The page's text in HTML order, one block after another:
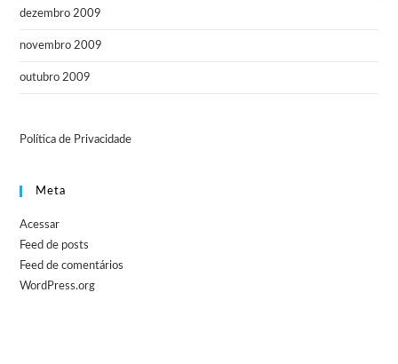
dezembro 2009
novembro 2009
outubro 2009
Política de Privacidade
Meta
Acessar
Feed de posts
Feed de comentários
WordPress.org